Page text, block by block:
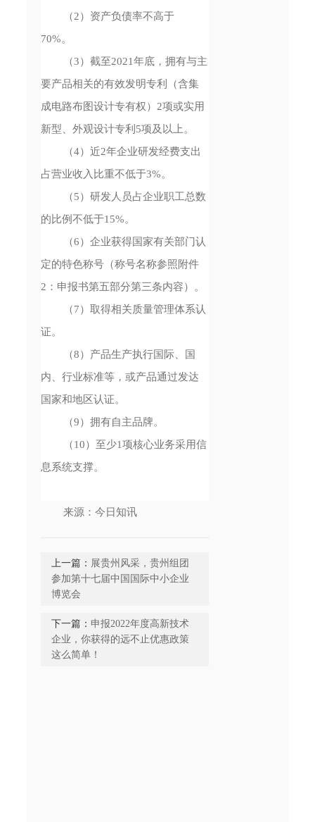
（2）资产负债率不高于
70%。
（3）截至2021年底，拥有与主
要产品相关的有效发明专利（含集
成电路布图设计专有权）2项或实用
新型、外观设计专利5项及以上。
（4）近2年企业研发经费支出
占营业收入比重不低于3%。
（5）研发人员占企业职工总数
的比例不低于15%。
（6）企业获得国家有关部门认
定的特色称号（称号名称参照附件
2：申报书第五部分第三条内容）。
（7）取得相关质量管理体系认
证。
（8）产品生产执行国际、国
内、行业标准等，或产品通过发达
国家和地区认证。
（9）拥有自主品牌。
（10）至少1项核心业务采用信
息系统支撑。
来源：今日知讯
上一篇： 展贵州风采，贵州组团
参加第十七届中国国际中小企业
博览会
下一篇： 申报2022年度高新技术
企业，你获得的远不止优惠政策
这么简单！